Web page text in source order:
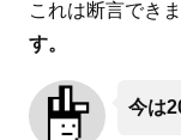
これは断言できま
す。
今は